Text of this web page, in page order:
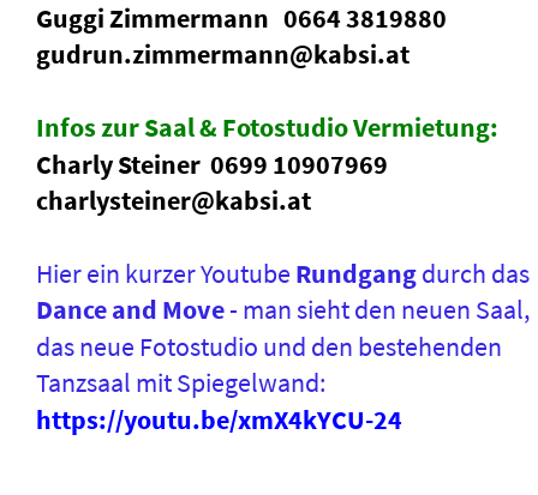
Guggi Zimmermann 0664 3819880
gudrun.zimmermann@kabsi.at
Infos zur Saal & Fotostudio Vermietung:
Charly Steiner  0699 10907969
charlysteiner@kabsi.at
Hier ein kurzer Youtube Rundgang durch das
Dance and Move - man sieht den neuen Saal,
das neue Fotostudio und den bestehenden
Tanzsaal mit Spiegelwand:
https://youtu.be/xmX4kYCU-24